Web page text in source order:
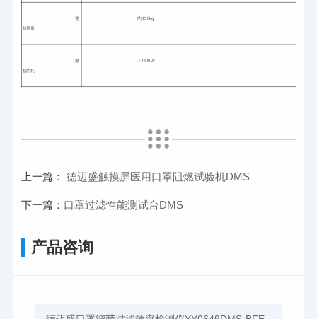
整
机重量
约 150kg
整
机功耗
＜1500W
上一篇：德迈盛触摸屏医用口罩阻燃试验机DMS
下一篇： 口罩过滤性能测试台DMS
产品咨询